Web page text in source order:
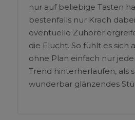
nur auf beliebige Tasten
bestenfalls nur Krach
eventuelle Zuhörer
die Flucht. So fühlt es sich
ohne Plan einfach nur
Trend hinterherlaufen, als
wunderbar glänzendes